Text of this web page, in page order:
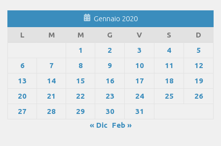
Gennaio 2020
L
M M G V S
D
1
2 3 4
5
6
7 8 9 10 11
12
13
14 15 16 17 18
19
20
21 22 23 24 25
26
27
28 29 30
31
« Dic
Feb »